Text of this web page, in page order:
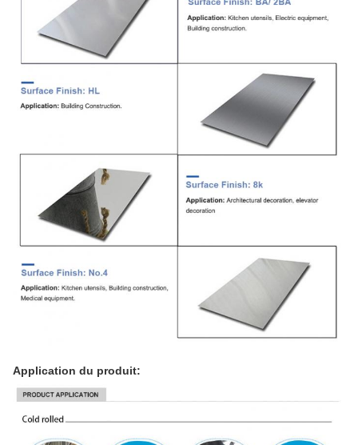
Application du produit: